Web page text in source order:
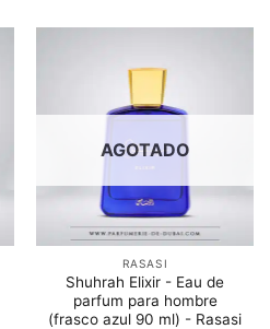
AGOTADO
RASASI
Shuhrah Elixir - Eau de
parfum para hombre
(frasco azul 90 ml) - Rasasi